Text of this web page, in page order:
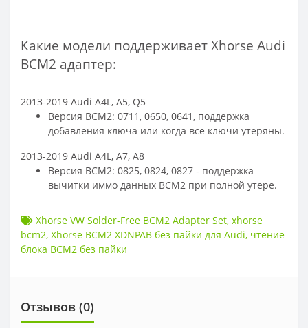
Какие модели поддерживает Xhorse Audi
BCM2 адаптер:
2013-2019 Audi A4L, A5, Q5
Версия BCM2: 0711, 0650, 0641, поддержка
добавления ключа или когда все ключи утеряны.
2013-2019 Audi A4L, A7, A8
Версия BCM2: 0825, 0824, 0827 - поддержка
вычитки иммо данных BCM2 при полной утере.
Xhorse VW Solder-Free BCM2 Adapter Set, xhorse
bcm2, Xhorse BCM2 XDNPAB без пайки для Audi, чтение
блока BCM2 без пайки
Отзывов (0)